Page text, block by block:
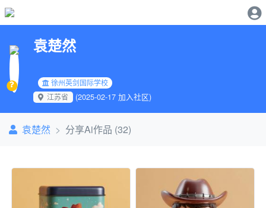
袁楚然
徐州英剑国际学校
江苏省
(2025-02-17 加入社区)
袁楚然 分享Ai作品 (32)